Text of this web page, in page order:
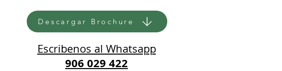
Descargar Brochure
Escribenos al Whatsapp
906 029 422